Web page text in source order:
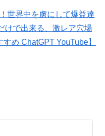
世界中を虜にして爆益達
けで出来る、激レア穴場
め ChatGPT YouTube】